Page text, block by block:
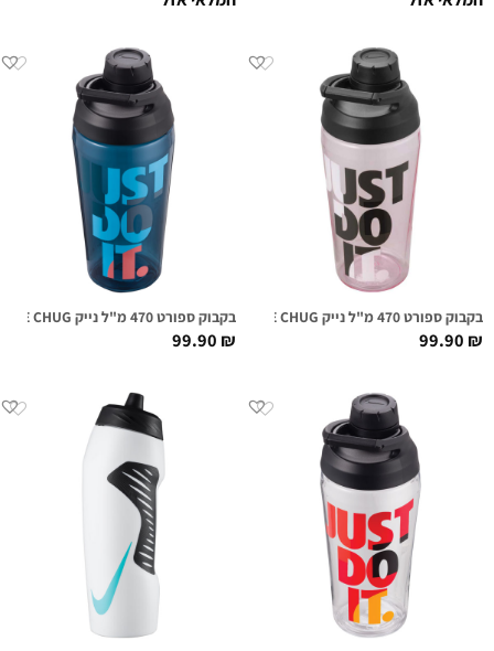
בקבוק ספורט 470 מ"ל נייק NIKE TR HYPERCHARGE CHUG ורוד גרפי
99.90₪
בקבוק ספורט 470 מ"ל נייק NIKE TR HYPERCHARGE CHUG כחול גרפי
99.90₪